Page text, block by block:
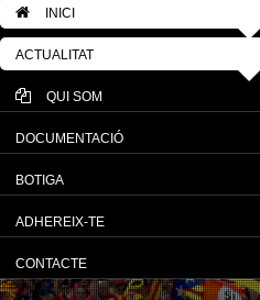
INICI
ACTUALITAT
QUI SOM
DOCUMENTACIÓ
BOTIGA
ADHEREIX-TE
CONTACTE